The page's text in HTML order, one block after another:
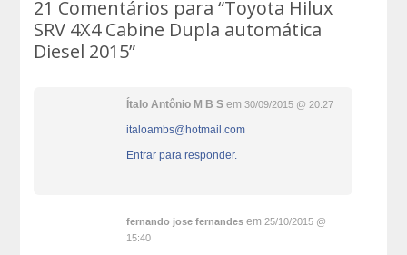
21 Comentários para“Toyota Hilux
SRV 4X4 Cabine Dupla automática
Diesel 2015”
Ítalo Antônio M B S em30/09/2015 @ 20:27
italoambs@hotmail.com
Entrar para responder.
fernando jose fernandes em25/10/2015 @
15:40